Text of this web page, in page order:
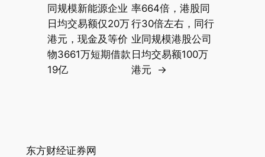
同规模新能源企业
日均交易额仅20万
港元，现金及等价
物3661万短期借款
19亿
率664倍，港股同
行30倍左右，同行
业同规模港股公司
日均交易额100万
港元
→
东方财经证券网